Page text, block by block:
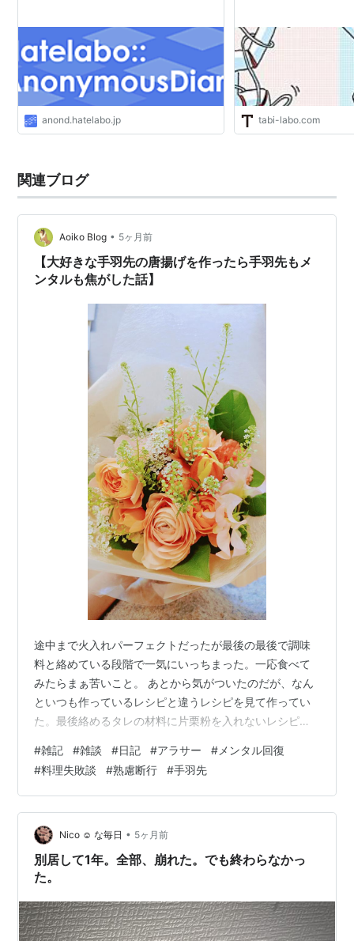
anond.hatelabo.jp tabi-labo.com
関連ブログ
Aoiko Blog • 5ヶ月前
【大好きな手羽先の唐揚げを作ったら手羽先もメ
ンタルも焦がした話】
途中まで火入れパーフェクトだったが最後の最後で調味
料と絡めている段階で一気にいっちまった。一応食べて
みたらまぁ苦いこと。 あとから気がついたのだが、なん
といつも作っているレシピと違うレシピを見て作ってい
た。最後絡めるタレの材料に片栗粉を入れないレシピ
にしか考えなかったが入れないだけでここまで大きな痛
手となるとは⋯。 まぁそんなことはいい。過去は引きず
らないのがここ最近のポリシーだ。 思えば手羽先の唐揚
げなんて初めて覚えたのは何処でだったか。そうだ、ど
こぞのお惣菜屋さんの手羽唐だった思い出した。あの頃
はあれが大好きで週に1回は食べていたなぁ。 …
#雑記 #雑談 #日記 #アラサー # メンタル回復
#料理失敗談 #熟慮断行 #手羽先
Nico ☺︎ な毎日 • 5ヶ月前
別居して1年。全部、崩れた。でも終わらなかっ
た。